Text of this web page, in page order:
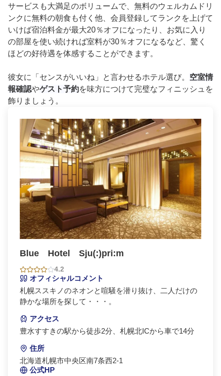
サービスも大満足のボリュームで、無料のウェルカムドリ
ンクに無料の朝食も付く他、会員登録してランクを上げて
いけば宿泊料金が最大20％オフになったり、お気に入り
の部屋を使い続ければ室料が30％オフになるなど、驚く
ほどの好待遇を体感することができます。
彼女に「センスがいいね」と言わせるホテル選び。 空室情
報確認やゲスト予約を味方につけて完璧なフィニッシュを
飾りましょう。
Blue Hotel Sju(:)pri:m
4.2
オフィシャルコメント
札幌ススキノのネオンと喧騒を潜り抜け、二人だけの
静かな場所を探して・・・。
アクセス
豊水すすきの駅から徒歩2分、札幌北ICから車で14分
住所
北海道札幌市中央区南7条西2-1
公式HP